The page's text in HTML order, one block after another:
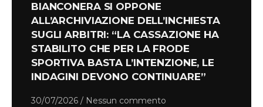
BIANCONERA SI OPPONE
ALL’ARCHIVIAZIONE DELL’INCHIESTA
SUGLI ARBITRI: “LA CASSAZIONE HA
STABILITO CHE PER LA FRODE
SPORTIVA BASTA L’INTENZIONE, LE
INDAGINI DEVONO CONTINUARE”
30/07/2026 Nessun commento